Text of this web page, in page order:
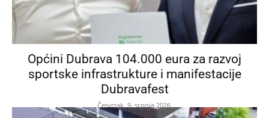
Općini Dubrava 104.000 eura za razvoj
sportske infrastrukture i manifestacije
Dubravafest
Četvrtak, 9. srpnja 2026.